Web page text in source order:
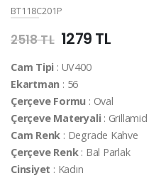
BT118C201P
2518 TL 1279 TL
Cam Tipi : UV400
Ekartman : 56
Çerçeve Formu : Oval
Çerçeve Materyali: Grillamid
Cam Renk : Degrade Kahve
Çerçeve Renk: Bal Parlak
Cinsiyet : Kadın